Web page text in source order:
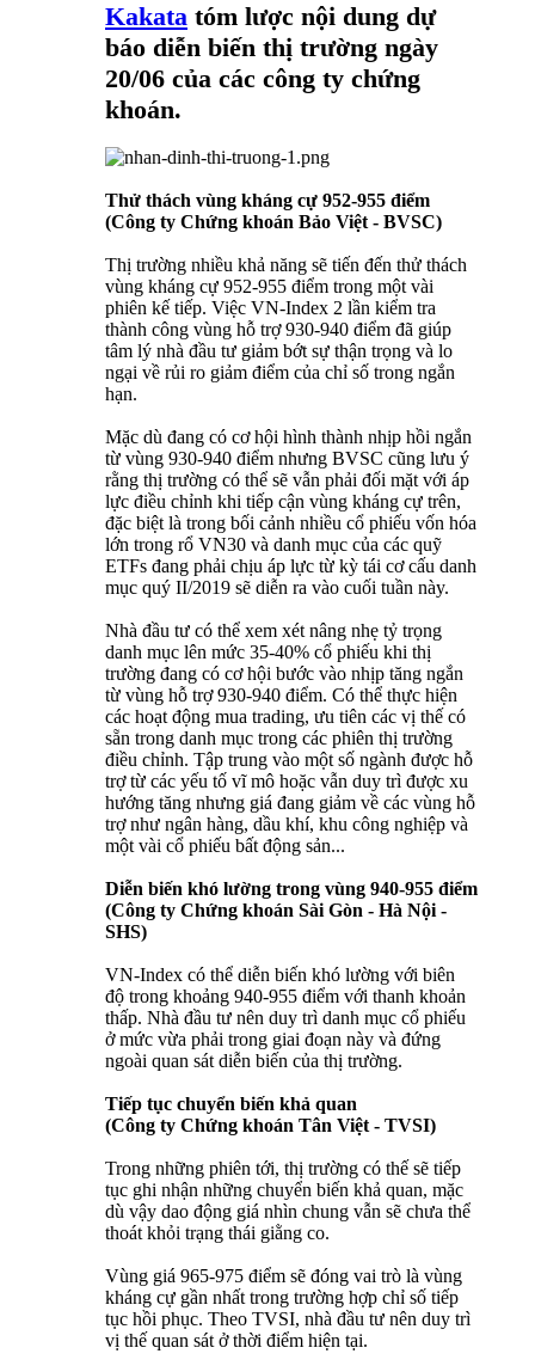
Kakata tóm lược nội dung dự
báo diễn biến thị trường ngày
20/06 của các công ty chứng
khoán.
Thử thách vùng kháng cự 952-955 điểm
(Công ty Chứng khoán Bảo Việt - BVSC)
Thị trường nhiều khả năng sẽ tiến đến thử thách
vùng kháng cự 952-955 điểm trong một vài
phiên kế tiếp. Việc VN-Index 2 lần kiểm tra
thành công vùng hỗ trợ 930-940 điểm đã giúp
tâm lý nhà đầu tư giảm bớt sự thận trọng và lo
ngại về rủi ro giảm điểm của chỉ số trong ngắn
hạn.
Mặc dù đang có cơ hội hình thành nhịp hồi ngắn
từ vùng 930-940 điểm nhưng BVSC cũng lưu ý
rằng thị trường có thể sẽ vẫn phải đối mặt với áp
lực điều chỉnh khi tiếp cận vùng kháng cự trên,
đặc biệt là trong bối cảnh nhiều cổ phiếu vốn hóa
lớn trong rổ VN30 và danh mục của các quỹ
ETFs đang phải chịu áp lực từ kỳ tái cơ cấu danh
mục quý II/2019 sẽ diễn ra vào cuối tuần này.
Nhà đầu tư có thể xem xét nâng nhẹ tỷ trọng
danh mục lên mức 35-40% cổ phiếu khi thị
trường đang có cơ hội bước vào nhịp tăng ngắn
từ vùng hỗ trợ 930-940 điểm. Có thể thực hiện
các hoạt động mua trading, ưu tiên các vị thế có
sẵn trong danh mục trong các phiên thị trường
điều chỉnh. Tập trung vào một số ngành được hỗ
trợ từ các yếu tố vĩ mô hoặc vẫn duy trì được xu
hướng tăng nhưng giá đang giảm về các vùng hỗ
trợ như ngân hàng, dầu khí, khu công nghiệp và
một vài cổ phiếu bất động sản...
Diễn biến khó lường trong vùng 940-955 điểm
(Công ty Chứng khoán Sài Gòn - Hà Nội -
SHS)
VN-Index có thể diễn biến khó lường với biên
độ trong khoảng 940-955 điểm với thanh khoản
thấp. Nhà đầu tư nên duy trì danh mục cổ phiếu
ở mức vừa phải trong giai đoạn này và đứng
ngoài quan sát diễn biến của thị trường.
Tiếp tục chuyển biến khả quan
(Công ty Chứng khoán Tân Việt - TVSI)
Trong những phiên tới, thị trường có thế sẽ tiếp
tục ghi nhận những chuyển biến khả quan, mặc
dù vậy dao động giá nhìn chung vẫn sẽ chưa thể
thoát khỏi trạng thái giằng co.
Vùng giá 965-975 điểm sẽ đóng vai trò là vùng
kháng cự gần nhất trong trường hợp chỉ số tiếp
tục hồi phục. Theo TVSI, nhà đầu tư nên duy trì
vị thế quan sát ở thời điểm hiện tại.